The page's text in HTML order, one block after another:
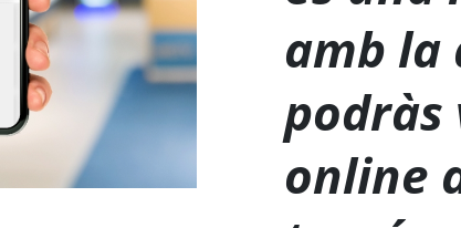
amb la
podràs
online